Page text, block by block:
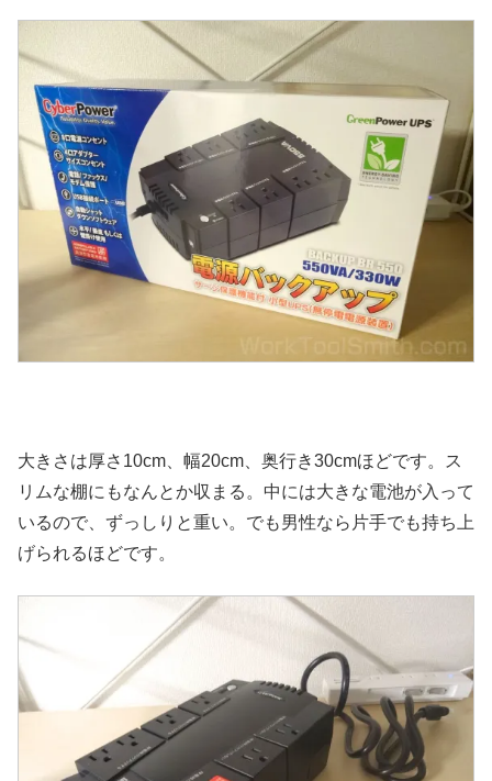
大きさは厚さ10cm、幅20cm、奥行き30cmほどです。ス
リムな棚にもなんとか収まる。中には大きな電池が入って
いるので、ずっしりと重い。でも男性なら片手でも持ち上
げられるほどです。